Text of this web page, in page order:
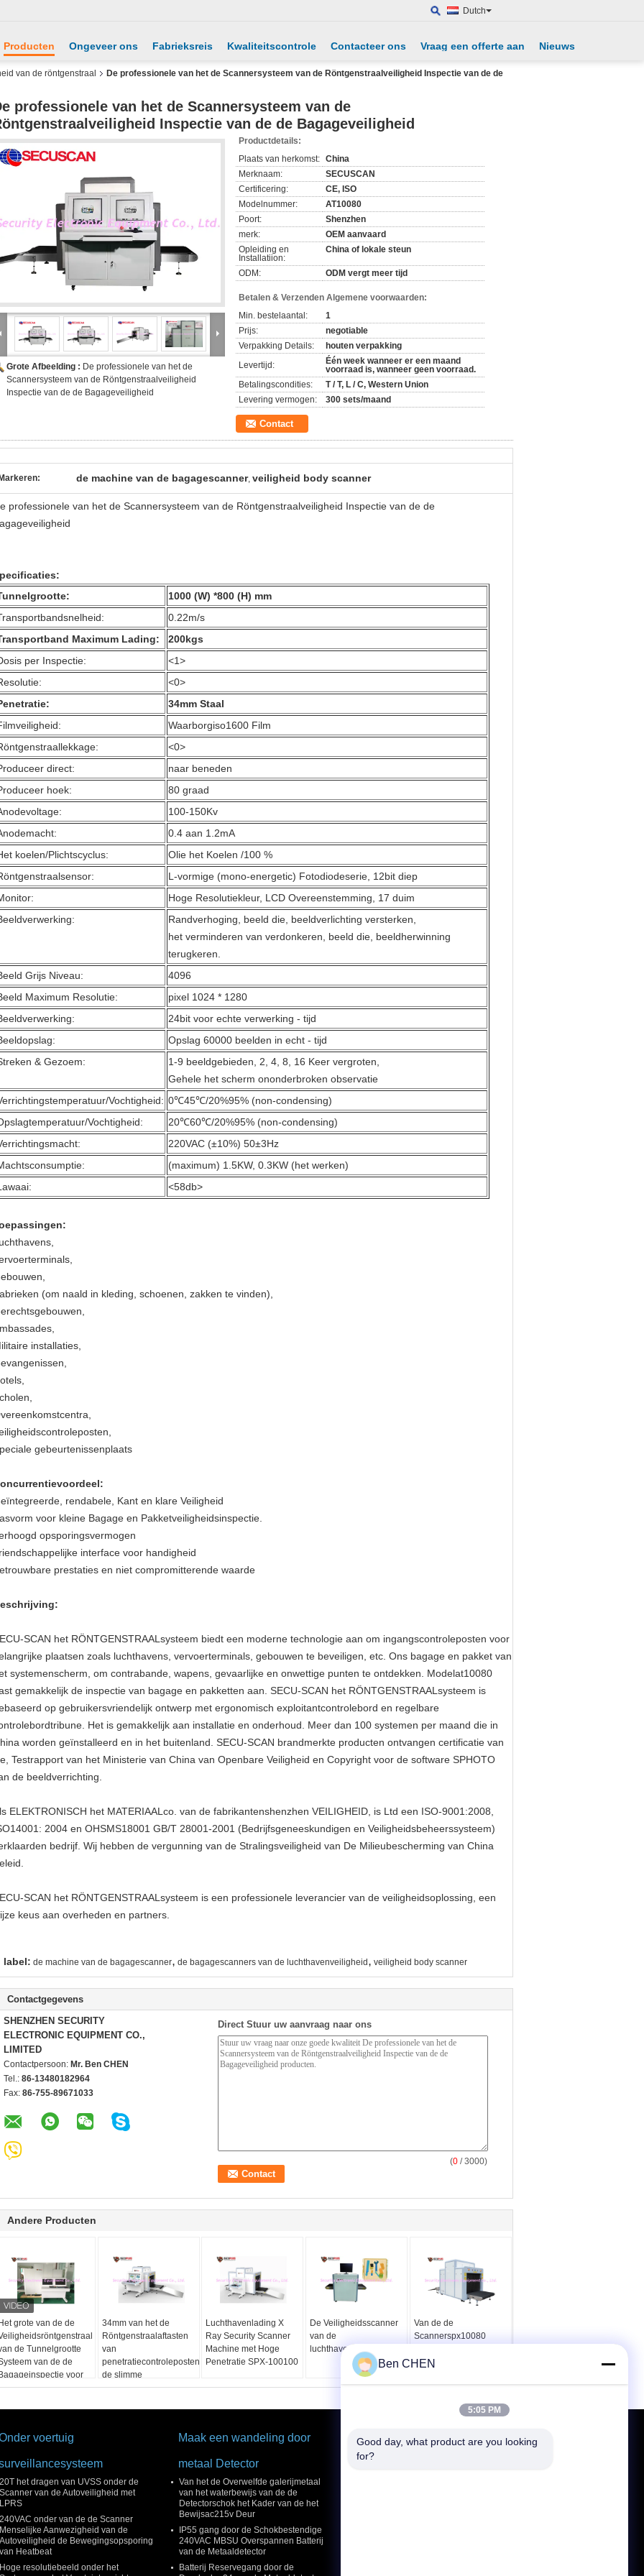
Dutch
Producten Ongeveer ons Fabrieksreis Kwaliteitscontrole Contacteer ons Vraag een offerte aan Nieuws
van de röntgenstraal
De professionele van het de Scannersysteem van de Röntgenstraalveiligheid Inspectie van de de
professionele van het de Scannersysteem van de
Inspectie van de de Bagageveiligheid
Grote Afbeelding : De professionele van het de
Scannersysteem van de Röntgenstraalveiligheid
Inspectie van de de Bagageveiligheid
Productdetails:
Plaats van herkomst: China
Merknaam:
SECUSCAN
Certificering:
CE, ISO
Modelnummer:
AT10080
Poort:
Shenzhen
merk:
OEM aanvaard
Opleiding en
Installatiion:
China of lokale steun
ODM: ODM vergt meer tijd
Betalen & Verzenden Algemene voorwaarden:
Min. bestelaantal:
1
Prijs:
negotiable
Verpakking Details:
houten verpakking
Levertijd:
Één week wanneer er een maand
voorraad is, wanneer geen voorraad.
Betalingscondities:
T / T, L / C, Western Union
Levering vermogen:
300 sets/maand
Contact
Markeren: de machine van de bagagescanner, veiligheid body scanner
professionele van het de Scannersysteem van de Röntgenstraalveiligheid Inspectie van de de
1000 (W) *800 (H) mm
0.22m/s
Maximum Lading:
200kgs
per Inspectie:
<1>
<0>
34mm Staal
Waarborgiso1600 Film
<0>
direct:
naar beneden
hoek:
80 graad
100-150Kv
0.4 aan 1.2mA
koelen/Plichtscyclus:
Olie het Koelen /100 %
L-vormige (mono-energetic) Fotodiodeserie, 12bit diep
Hoge Resolutiekleur, LCD Overeenstemming, 17 duim
Randverhoging, beeld die, beeldverlichting versterken,
het verminderen van verdonkeren, beeld die, beeldherwinning
terugkeren.
Grijs Niveau:
4096
Maximum Resolutie:
pixel 1024 * 1280
24bit voor echte verwerking - tijd
Opslag 60000 beelden in echt - tijd
& Gezoem:
1-9 beeldgebieden, 2, 4, 8, 16 Keer vergroten,
Gehele het scherm ononderbroken observatie
Vochtigheid: 0℃45℃/20%95% (non-condensing)
Vochtigheid:
20℃60℃/20%95% (non-condensing)
220VAC (±10%) 50±3Hz
(maximum) 1.5KW, 0.3KW (het werken)
<58db>
(om naald in kleding, schoenen, zakken te vinden),
installaties,
gebeurtenissenplaats
rendabele, Kant en klare Veiligheid
voor kleine Bagage en Pakketveiligheidsinspectie.
opsporingsvermogen
interface voor handigheid
prestaties en niet compromitterende waarde
SCAN het RÖNTGENSTRAALsysteem biedt een moderne technologie aan om ingangscontroleposten voor
plaatsen zoals luchthavens, vervoerterminals, gebouwen te beveiligen, etc. Ons bagage en pakket van
systemenscherm, om contrabande, wapens, gevaarlijke en onwettige punten te ontdekken. Modelat10080
gemakkelijk de inspectie van bagage en pakketten aan. SECU-SCAN het RÖNTGENSTRAALsysteem is
op gebruikersvriendelijk ontwerp met ergonomisch exploitantcontrolebord en regelbare
Het is gemakkelijk aan installatie en onderhoud. Meer dan 100 systemen per maand die in
worden geïnstalleerd en in het buitenland. SECU-SCAN brandmerkte producten ontvangen certificatie van
Testrapport van het Ministerie van China van Openbare Veiligheid en Copyright voor de software SPHOTO
de beeldverrichting.
ELEKTRONISCH het MATERIAALco. van de fabrikantenshenzhen VEILIGHEID, is Ltd een ISO-9001:2008,
2004 en OHSMS18001 GB/T 28001-2001 (Bedrijfsgeneeskundigen en Veiligheidsbeheerssysteem)
bedrijf. Wij hebben de vergunning van de Stralingsveiligheid van De Milieubescherming van China
SCAN het RÖNTGENSTRAALsysteem is een professionele leverancier van de veiligheidsoplossing, een
keus aan overheden en partners.
label: de machine van de bagagescanner, de bagagescanners van de luchthavenveiligheid , veiligheid body scanner
Contactgegevens
SHENZHEN SECURITY
ELECTRONIC EQUIPMENT CO.,
LIMITED
Contactpersoon: Mr. Ben CHEN
Tel.: 86-13480182964
Fax: 86-755-89671033
Direct Stuur uw aanvraag naar ons
(0 / 3000)
Andere Producten
Het grote van de de
de Tunnelgrootte
van de de
Bagageinspectie voor
Luchthaven,
34mm van het de
Röntgenstraalaftasten
van
penetratiecontroleposten
de slimme
veiligheidscontrole van
Luchthavenlading X
Ray Security Scanner
Machine met Hoge
Penetratie SPX-100100
De Veiligheidsscanner
van de
luchthavenröntgenstraal
Van de de
Scannerspx10080
röntgenstraalveiligheid
voor Hotel/School/Post
voertuig
20T het dragen van UVSS onder de
Scanner van de Autoveiligheid met
LPRS
240VAC onder van de de Scanner
Menselijke Aanwezigheid van de
Autoveiligheid de Bewegingsopsporing
van Heatbeat
Hoge resolutiebeeld onder het
Maak een wandeling door
metaal Detector
Van het de Overwelfde galerijmetaal
van het waterbewijs van de de
Detectorschok het Kader van de het
Bewijsac215v Deur
IP55 gang door de Schokbestendige
240VAC MBSU Overspannen Batterij
van de Metaaldetector
Batterij Reservegang door de
Vraag een offerte aan
Ben CHEN
5:05 PM
Good day, what product are you looking
for?